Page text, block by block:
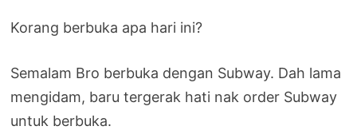
Korang berbuka apa hari ini?
Semalam Bro berbuka dengan Subway. Dah lama
mengidam, baru tergerak hati nak order Subway
untuk berbuka.